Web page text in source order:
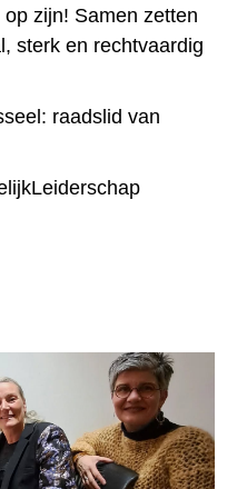
zijn! Samen zetten
sterk en rechtvaardig
raadslid van